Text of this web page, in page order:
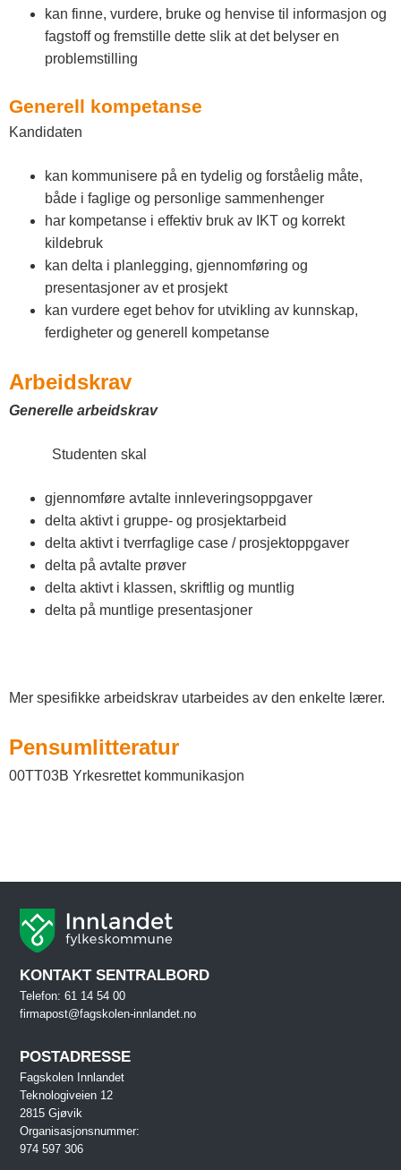
kan finne, vurdere, bruke og henvise til informasjon og
fagstoff og fremstille dette slik at det belyser en
problemstilling
Generell kompetanse
Kandidaten
kan kommunisere på en tydelig og forståelig måte,
både i faglige og personlige sammenhenger
har kompetanse i effektiv bruk av IKT og korrekt
kildebruk
kan delta i planlegging, gjennomføring og
presentasjoner av et prosjekt
kan vurdere eget behov for utvikling av kunnskap,
ferdigheter og generell kompetanse
Arbeidskrav
Generelle arbeidskrav
Studenten skal
gjennomføre avtalte innleveringsoppgaver
delta aktivt i gruppe- og prosjektarbeid
delta aktivt i tverrfaglige case / prosjektoppgaver
delta på avtalte prøver
delta aktivt i klassen, skriftlig og muntlig
delta på muntlige presentasjoner
Mer spesifikke arbeidskrav utarbeides av den enkelte lærer.
Pensumlitteratur
00TT03B Yrkesrettet kommunikasjon
KONTAKT SENTRALBORD
Telefon: 61 14 54 00
firmapost@fagskolen-innlandet.no
POSTADRESSE
Fagskolen Innlandet
Teknologiveien 12
2815 Gjøvik
Organisasjonsnummer:
974 597 306